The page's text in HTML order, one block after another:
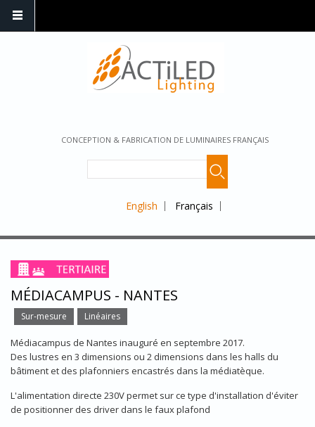
CONCEPTION & FABRICATION DE LUMINAIRES FRANÇAIS
English Français
MÉDIACAMPUS - NANTES
Sur-mesure Linéaires
Médiacampus de Nantes inauguré en septembre 2017.
Des lustres en 3 dimensions ou 2 dimensions dans les halls du
bâtiment et des plafonniers encastrés dans la médiatèque.
L'alimentation directe 230V permet sur ce type d'installation d'éviter
de positionner des driver dans le faux plafond